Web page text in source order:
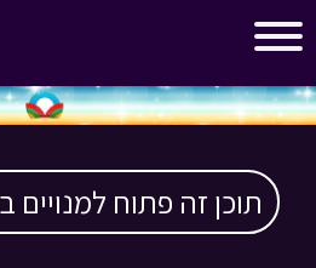
תוכן זה פתוח